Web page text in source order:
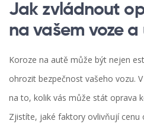
Jak zvládnout
na vašem voze
Koroze na autě může být nejen
ohrozit bezpečnost vašeho vozu.
na to, kolik vás může stát oprava
Zjistíte, jaké faktory ovlivňují cenu